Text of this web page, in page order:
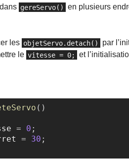
gereServo()
en plusieurs
les objetServo.detach()
par
le vitesse = 0;
et
( )
= 0 ;
= 30 ;